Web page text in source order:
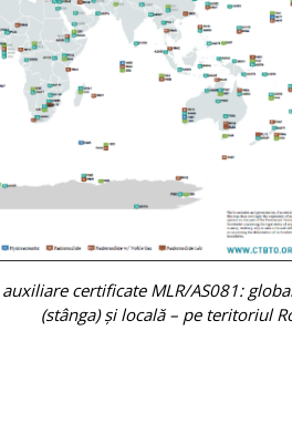
certificate MLR/AS081:
(stânga) și locală – pe teritoriul